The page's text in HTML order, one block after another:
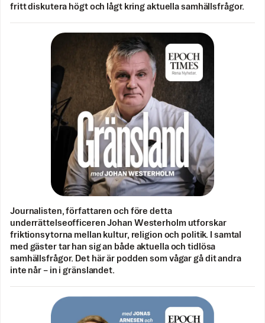
fritt diskutera högt och lågt kring aktuella samhällsfrågor.
Journalisten, författaren och före detta
underrättelseofficeren Johan Westerholm utforskar
friktionsytorna mellan kultur, religion och politik. I samtal
med gäster tar han sig an både aktuella och tidlösa
samhällsfrågor. Det här är podden som vågar gå dit andra
inte når – in i gränslandet.